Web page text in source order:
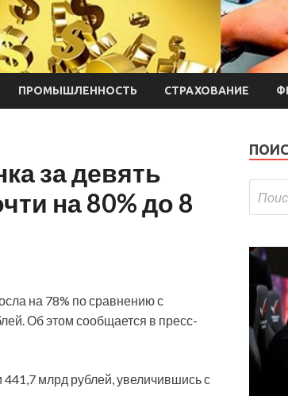
ПРОМЫШЛЕННОСТЬ СТРАХОВАНИЕ
за девять
на 80% до 8
на 78% по сравнению с
Об этом сообщается в пресс-
441,7 млрд рублей, увеличившись с